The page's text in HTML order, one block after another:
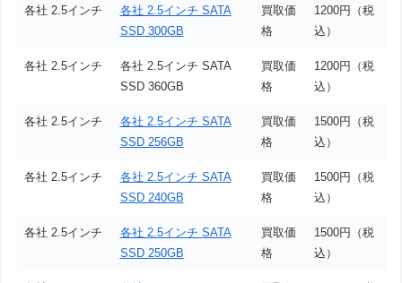
各社 2.5インチ
各社 2.5インチ SATA
SSD 300GB
買取価
格
1200円（税
込）
各社 2.5インチ
各社 2.5インチ SATA
SSD 360GB
買取価
格
1200円（税
込）
各社 2.5インチ
各社 2.5インチ SATA
SSD 256GB
買取価
格
1500円（税
込）
各社 2.5インチ
各社 2.5インチ SATA
SSD 240GB
買取価
格
1500円（税
込）
各社 2.5インチ
各社 2.5インチ SATA
SSD 250GB
買取価
格
1500円（税
込）